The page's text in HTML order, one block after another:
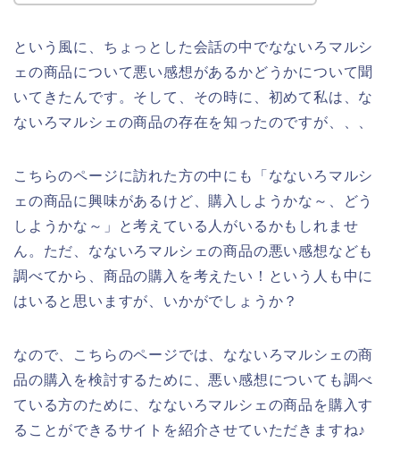
という風に、ちょっとした会話の中でなないろマルシ
ェの商品について悪い感想があるかどうかについて聞
いてきたんです。そして、その時に、初めて私は、な
ないろマルシェの商品の存在を知ったのですが、、、
こちらのページに訪れた方の中にも「なないろマルシ
ェの商品に興味があるけど、購入しようかな～、どう
しようかな～」と考えている人がいるかもしれませ
ん。ただ、なないろマルシェの商品の悪い感想なども
調べてから、商品の購入を考えたい！という人も中に
はいると思いますが、いかがでしょうか？
なので、こちらのページでは、なないろマルシェの商
品の購入を検討するために、悪い感想についても調べ
ている方のために、なないろマルシェの商品を購入す
ることができるサイトを紹介させていただきますね♪